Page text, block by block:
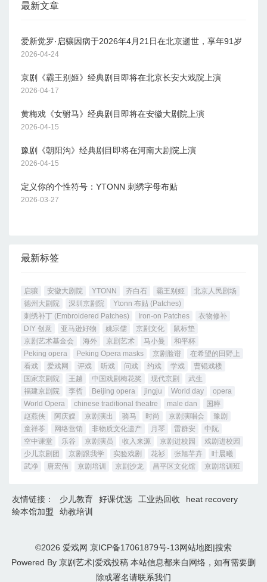
最新文章
爱新觉罗·启骧因病于2026年4月21日在北京逝世，享年91岁
2026-04-24
京剧《霸王别姬》经典剧目即将在北京长安大戏院上演
2026-04-17
黄梅戏《女驸马》经典剧目即将在安徽大剧院上演
2026-04-15
豫剧《朝阳沟》经典剧目即将在河南大剧院上演
2026-04-15
定义你的个性符号：YTONN 刺绣字母布贴
2026-03-27
最新标签
启骧 安徽大剧院 YTONN 齐白石 霸王别姬
北京人民剧场
德州大剧院
深圳京剧院
Ytonn 布贴 (Patches)
刺绣补丁 (Embroidered Patches)
Iron-on Patches
衣物修补
DIY 创意
亚马逊好物 姚宗儒 京剧文化
鼠标垫
京剧艺术基金会
海外 京剧艺术 马小曼
和平杯
Peking opera
Peking Opera masks 京剧脸谱
在希望的田野上
看戏
爱戏网 评戏 听戏 问戏 约戏 学戏
曹锟戏楼
国家京剧院
王越 中国戏剧梅花奖 现代京剧
武生
福建京剧院
李哲 Beijing opera jingju World day
opera
World Opera
chinese traditional theatre male dan
国粹
赵燕侠
阿庆嫂 京剧演出 骑马 时尚 京剧演唱会
豫剧
童祥苓
网络营销 非物质文化遗产 月琴 雷群安
中阮
空中课堂
乐谷 京剧演员 收入来源 京剧进校园
戏剧进校园
少儿京剧团
京剧跟我学 实验戏剧 花衫 张旭芊卉
叶晨曦
武净
唐宏伟 京剧培训 京剧沙龙 昌平区文化馆 京剧培训班
友情链接： 少儿教育 好课优选 工业热回收
heat recovery
绘本馆加盟
幼教培训
©2026 爱戏网 京ICP备17061879号-13网站地图|搜索
Powered By 京剧艺术|爱戏投稿 本站信息都来自网络，如有需要删
除或署名请联系我们